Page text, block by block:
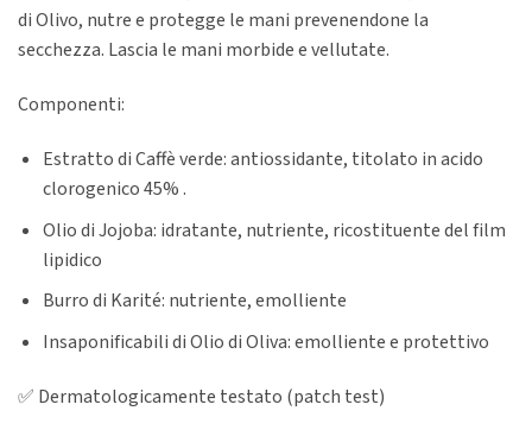
di Olivo, nutre e protegge le mani prevenendone la
secchezza. Lascia le mani morbide e vellutate.
Componenti:
Estratto di Caffè verde: antiossidante, titolato in acido
clorogenico 45% .
Olio di Jojoba: idratante, nutriente, ricostituente del film
lipidico
Burro di Karité: nutriente, emolliente
Insaponificabili di Olio di Oliva: emolliente e protettivo
✅ Dermatologicamente testato (patch test)